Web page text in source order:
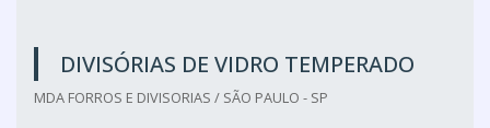
DIVISÓRIAS DE VIDRO TEMPERADO
MDA FORROS E DIVISORIAS / SÃO PAULO - SP